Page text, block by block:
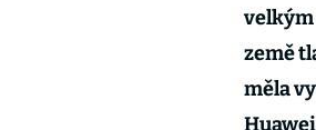
velkým
země
měla